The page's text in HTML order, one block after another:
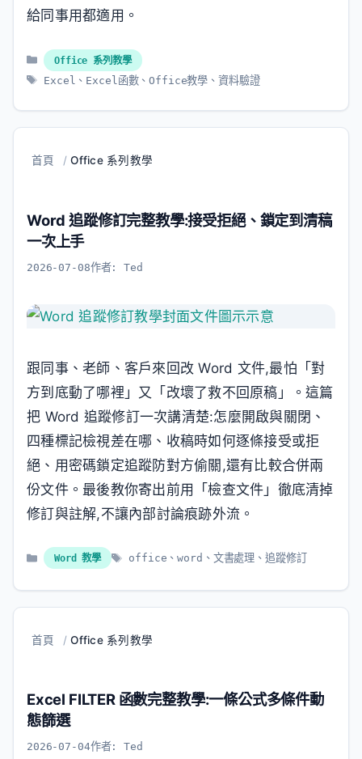
給同事用都適用。
分
類
Office 系列教學
標
Excel 、 Excel函數、Office教學 、資料驗證
首頁 /Office 系列教學
Word 追蹤修訂完整教學:接受拒絕、鎖定到清稿
一次上手
2026-07-08作者:Ted
跟同事、老師、客戶來回改 Word 文件,最怕「對
方到底動了哪裡」又「改壞了救不回原稿」。這篇
把 Word 追蹤修訂一次講清楚:怎麼開啟與關閉、
四種標記檢視差在哪、收稿時如何逐條接受或拒
絕、用密碼鎖定追蹤防對方偷關,還有比較合併兩
份文件。最後教你寄出前用「檢查文件」徹底清掉
修訂與註解,不讓內部討論痕跡外流。
分
類
Word 教學
標
office 、word 、 文書處理 、追蹤修訂
首頁 /Office 系列教學
Excel FILTER 函數完整教學:一條公式多條件動
態篩選
2026-07-04作者:Ted